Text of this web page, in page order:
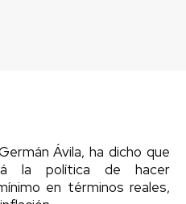
Ávila, ha dicho que
la política de hacer
en términos reales,